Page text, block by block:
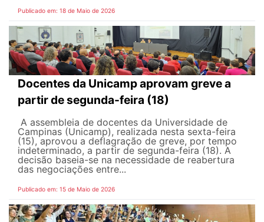
Publicado em: 18 de Maio de 2026
Docentes da Unicamp aprovam greve a
partir de segunda-feira (18)
A assembleia de docentes da Universidade de
Campinas (Unicamp), realizada nesta sexta-feira
(15), aprovou a deflagração de greve, por tempo
indeterminado, a partir de segunda-feira (18). A
decisão baseia-se na necessidade de reabertura
das negociações entre...
Publicado em: 15 de Maio de 2026